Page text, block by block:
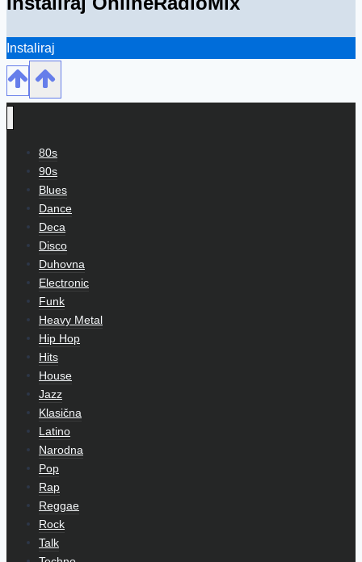
Instaliraj
80s
90s
Blues
Dance
Deca
Disco
Duhovna
Electronic
Funk
Heavy Metal
Hip Hop
Hits
House
Jazz
Klasična
Latino
Narodna
Pop
Rap
Reggae
Rock
Talk